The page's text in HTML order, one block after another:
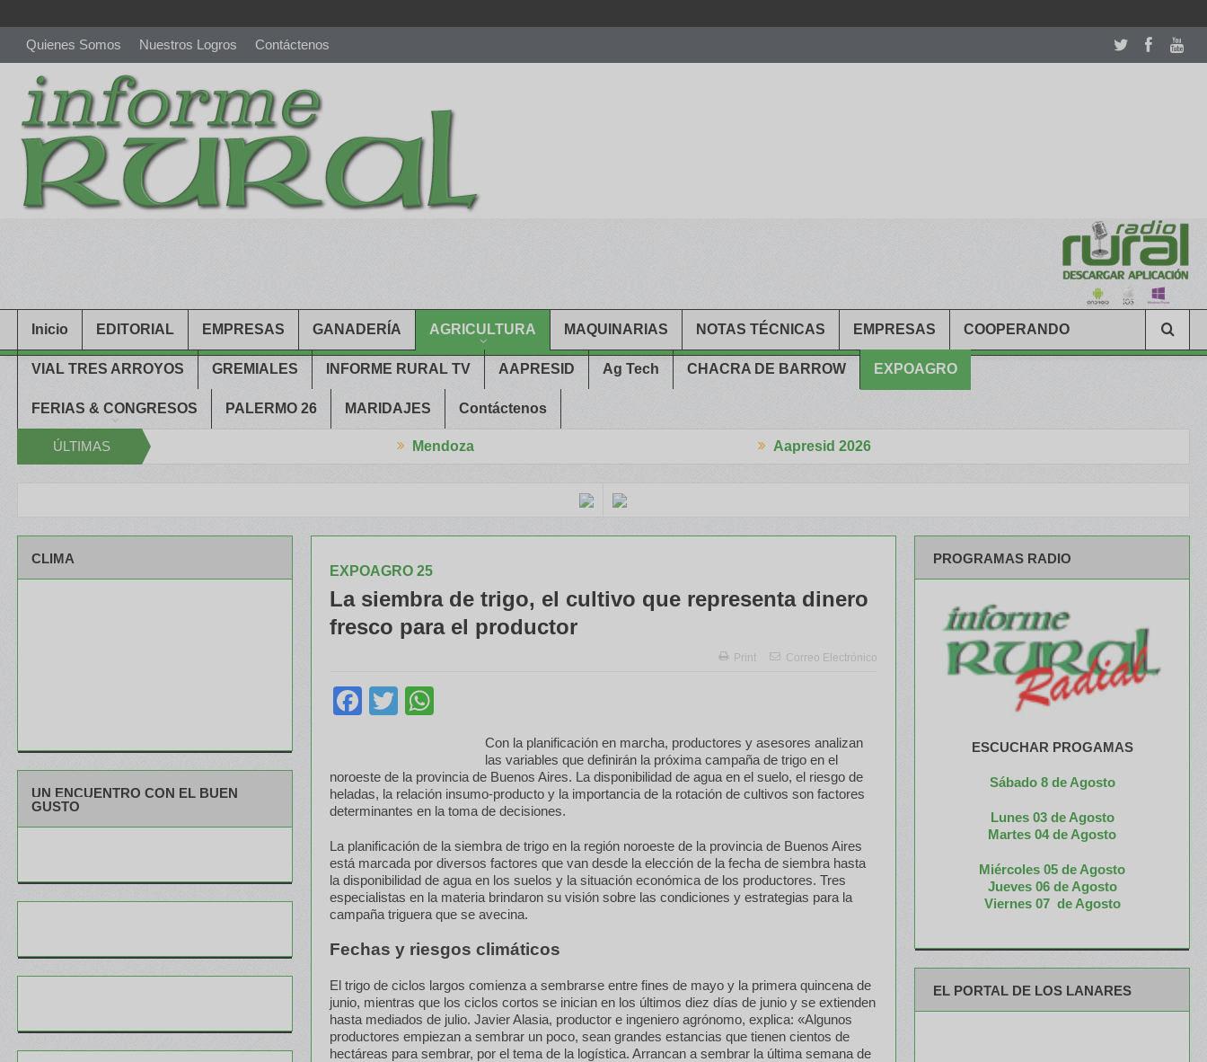
Quienes Somos Nuestros Logros Contáctenos
richardmillereplica is also available with delicate watches for women.patekphilippe.to
Inicio EDITORIAL EMPRESAS GANADERÍA AGRICULTURA MAQUINARIAS NOTAS TÉCNICAS EMPRESAS COOPERANDO
VIAL TRES ARROYOS GREMIALES INFORME RURAL TV AAPRESID Ag Tech CHACRA DE BARROW EXPOAGRO
FERIAS & CONGRESOS PALERMO 26 MARIDAJES Contáctenos
ÚLTIMAS Mendoza Aapresid 2026
EXPOAGRO 25
La siembra de trigo, el cultivo que representa dinero
fresco para el productor
Print Correo Electrónico
Facebook
Twitter
Con la planificación en marcha, productores y asesores analizan
las variables que definirán la próxima campaña de trigo en el
noroeste de la provincia de Buenos Aires. La disponibilidad de agua en el suelo, el riesgo de
heladas, la relación insumo-producto y la importancia de la rotación de cultivos son factores
determinantes en la toma de decisiones.
La planificación de la siembra de trigo en la región noroeste de la provincia de Buenos Aires
está marcada por diversos factores que van desde la elección de la fecha de siembra hasta
la disponibilidad de agua en los suelos y la situación económica de los productores. Tres
especialistas en la materia brindaron su visión sobre las condiciones y estrategias para la
campaña triguera que se avecina.
Fechas y riesgos climáticos
El trigo de ciclos largos comienza a sembrarse entre fines de mayo y la primera quincena de
junio, mientras que los ciclos cortos se inician en los últimos diez días de junio y se extienden
hasta mediados de julio. Javier Alasia, productor e ingeniero agrónomo, explica: «Algunos
productores empiezan a sembrar un poco, sean grandes estancias que tienen cientos de
hectáreas para sembrar, por el tema de la logística. Arrancan a sembrar la última semana de
CLIMA
UN ENCUENTRO CON EL BUEN
GUSTO
PROGRAMAS RADIO
ESCUCHAR PROGAMAS
Sábado 8 de Agosto
Lunes 03 de Agosto
Martes 04 de Agosto
Miércoles 05 de Agosto
Jueves 06 de Agosto
Viernes 07 de Agosto
EL PORTAL DE LOS LANARES